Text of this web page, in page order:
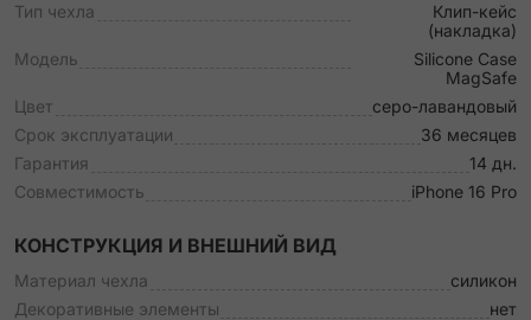
Тип чехла
Клип-кейс
(накладка)
Модель
Silicone Case
MagSafe
Цвет
серо-лавандовый
Срок эксплуатации
36 месяцев
Гарантия
14 дн.
Совместимость
iPhone 16 Pro
КОНСТРУКЦИЯ И ВНЕШНИЙ ВИД
Материал чехла
силикон
Декоративные элементы
нет